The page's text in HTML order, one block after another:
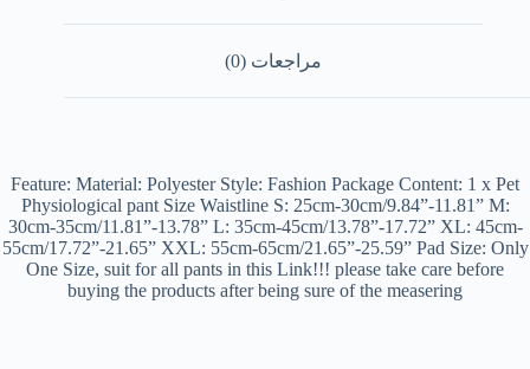
مراجعات (0)
Feature: Material: Polyester Style: Fashion Package Content: 1 x Pet
Physiological pant Size Waistline S: 25cm-30cm/9.84”-11.81” M:
30cm-35cm/11.81”-13.78” L: 35cm-45cm/13.78”-17.72” XL: 45cm-
55cm/17.72”-21.65” XXL: 55cm-65cm/21.65”-25.59” Pad Size: Only
One Size, suit for all pants in this Link!!! please take care before
buying the products after being sure of the measering